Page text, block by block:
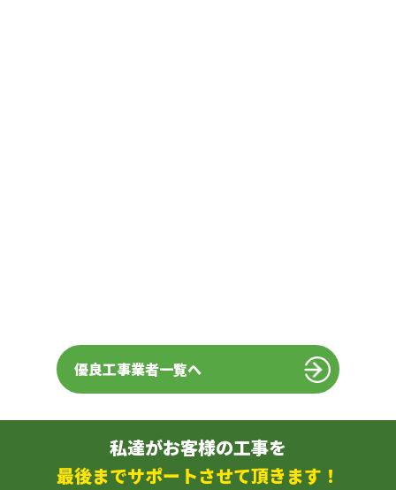
優良工事業者一覧へ
私達がお客様の工事を
最後までサポートさせて頂きます！